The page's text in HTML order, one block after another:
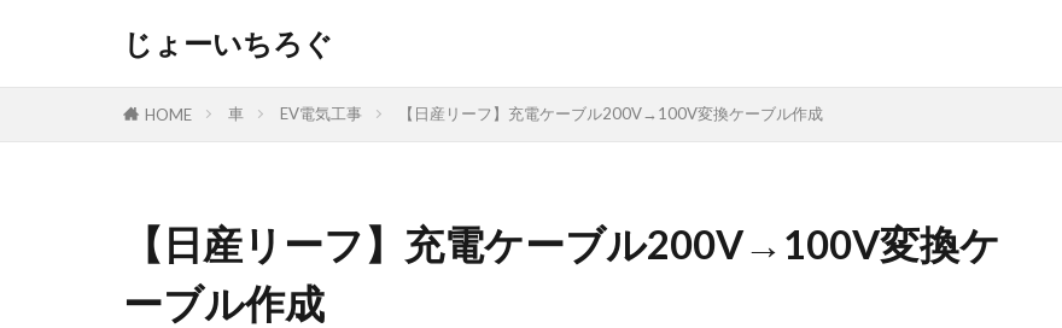
じょーいちろぐ
HOME 車 EV電気工事 【日産リーフ】充電ケーブル200V→100V変換ケーブル作成
【日産リーフ】充電ケーブル200V→100V変換ケ
ーブル作成